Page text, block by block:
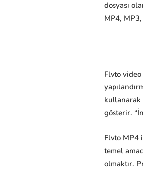
dosyası
MP4,
Flvto
kullanarak
gösterir.
Flvto MP4
temel
olmaktır.